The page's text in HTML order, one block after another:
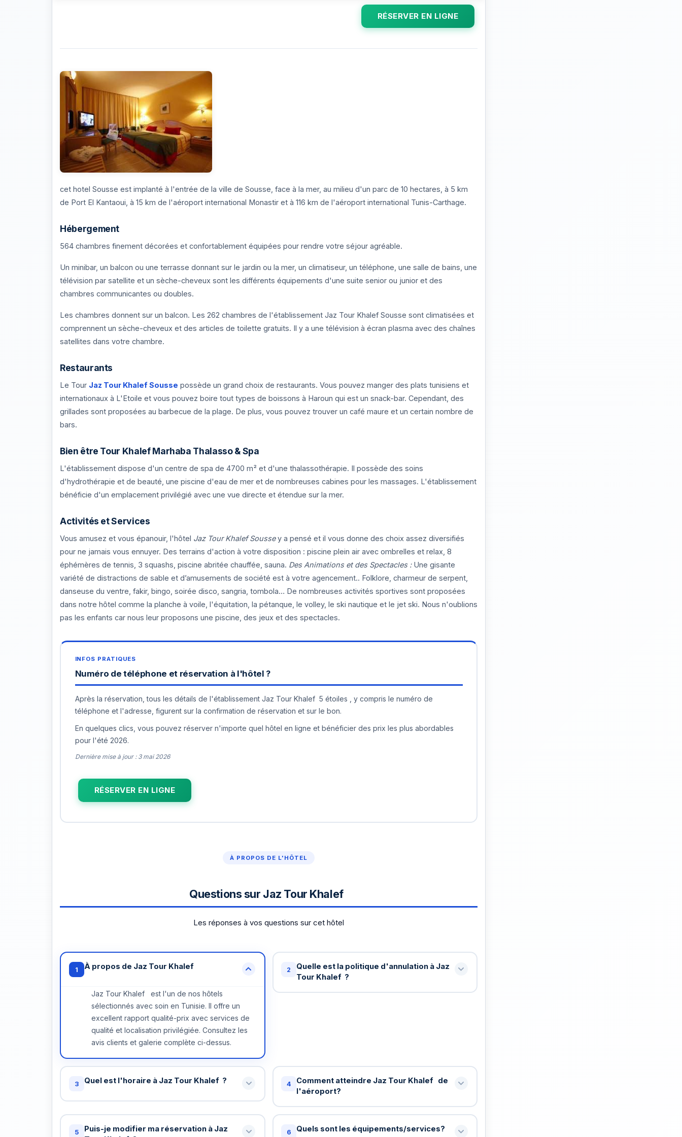
RÉSERVER EN LIGNE
cet hotel Sousse est implanté à l'entrée de la ville de Sousse, face à la mer, au milieu d'un parc de 10 hectares, à 5 km
de Port El Kantaoui, à 15 km de l'aéroport international Monastir et à 116 km de l'aéroport international Tunis-Carthage.
Hébergement
564 chambres finement décorées et confortablement équipées pour rendre votre séjour agréable.
Un minibar, un balcon ou une terrasse donnant sur le jardin ou la mer, un climatiseur, un téléphone, une salle de bains, une
télévision par satellite et un sèche-cheveux sont les différents équipements d'une suite senior ou junior et des
chambres communicantes ou doubles.
Les chambres donnent sur un balcon. Les 262 chambres de l'établissement Jaz Tour Khalef Sousse sont climatisées et
comprennent un sèche-cheveux et des articles de toilette gratuits. Il y a une télévision à écran plasma avec des chaînes
satellites dans votre chambre.
Restaurants
Le Tour Jaz Tour Khalef Sousse possède un grand choix de restaurants. Vous pouvez manger des plats tunisiens et
internationaux à L'Etoile et vous pouvez boire tout types de boissons à Haroun qui est un snack-bar. Cependant, des
grillades sont proposées au barbecue de la plage. De plus, vous pouvez trouver un café maure et un certain nombre de
bars.
Bien être Tour Khalef Marhaba Thalasso & Spa
L'établissement dispose d'un centre de spa de 4700 m² et d'une thalassothérapie. Il possède des soins
d'hydrothérapie et de beauté, une piscine d'eau de mer et de nombreuses cabines pour les massages. L'établissement
bénéficie d'un emplacement privilégié avec une vue directe et étendue sur la mer.
Activités et Services
Vous amusez et vous épanouir, l'hôtel Jaz Tour Khalef Soussey a pensé et il vous donne des choix assez diversifiés
pour ne jamais vous ennuyer. Des terrains d'action à votre disposition : piscine plein air avec ombrelles et relax, 8
éphémères de tennis, 3 squashs, piscine abritée chauffée, sauna. Des Animations et des Spectacles :Une gisante
variété de distractions de sable et d’amusements de société est à votre agencement.. Folklore, charmeur de serpent,
danseuse du ventre, fakir, bingo, soirée disco, sangria, tombola… De nombreuses activités sportives sont proposées
dans notre hôtel comme la planche à voile, l'équitation, la pétanque, le volley, le ski nautique et le jet ski. Nous n'oublions
pas les enfants car nous leur proposons une piscine, des jeux et des spectacles.
Numéro de téléphone et réservation à l'hôtel ?
Après la réservation, tous les détails de l'établissement Jaz Tour Khalef 5 étoiles , y compris le numéro de
téléphone et l'adresse, figurent sur la confirmation de réservation et sur le bon.
En quelques clics, vous pouvez réserver n'importe quel hôtel en ligne et bénéficier des prix les plus abordables
pour l'été 2026.
Dernière mise à jour : 3 mai 2026
RÉSERVER EN LIGNE
À PROPOS DE L'HÔTEL
Questions sur Jaz Tour Khalef
Les réponses à vos questions sur cet hôtel
1 À propos de Jaz Tour Khalef
Jaz Tour Khalef est l'un de nos hôtels
sélectionnés avec soin en Tunisie. Il offre un
excellent rapport qualité-prix avec services de
qualité et localisation privilégiée. Consultez les
avis clients et galerie complète ci-dessus.
2
Quelle est la politique d'annulation à Jaz
Tour Khalef ?
3 Quel est l'horaire à Jaz Tour Khalef ?
un check-in anticipé ou late checkout (sous
4
Comment atteindre Jaz Tour Khalef de
l'aéroport?
Oui! Pour les réservations de 5+ nuits à Jaz Tour
Khalef , le transfert aéroport est gratuit. Pour les
5
Puis-je modifier ma réservation à Jaz
6 Quels sont les équipements/services?